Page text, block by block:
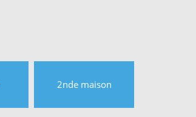
2nde maison